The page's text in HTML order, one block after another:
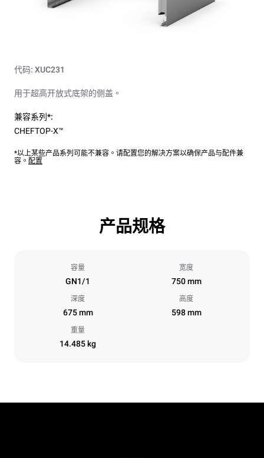
代码: XUC231
用于超高开放式底架的侧盖。
兼容系列*:
CHEFTOP-X™
*以上某些产品系列可能不兼容。请配置您的解决方案以确保产品与配件兼
容。 配置
产品规格
容量
GN1/1
宽度
750 mm
深度
675 mm
高度
598 mm
重量
14.485 kg